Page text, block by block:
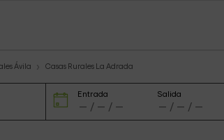
Ávila Casas Rurales La Adrada
Entrada Salida